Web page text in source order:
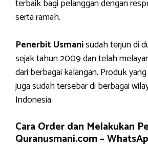
terbaik bagi pelanggan dengan
serta ramah.
Penerbit Usmanisudah terjun di
sejak tahun 2009 dan telah
dari berbagai kalangan. Produk
juga sudah tersebar di berbagai
Indonesia.
Cara Order dan Melakukan
Quranusmani.com –